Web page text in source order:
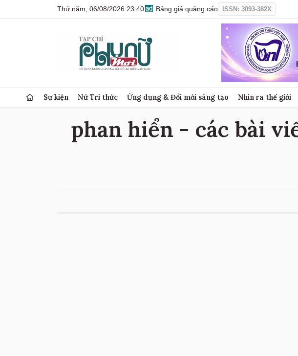
Thứ năm, 06/08/2026 23:40 Bảng giá quảng cáo ISSN: 3093-382X
Sự kiện Nữ Trí thức Ứng dụng & Đổi mới sáng tạo Nhìn ra thế giới
phan hiển - các bài